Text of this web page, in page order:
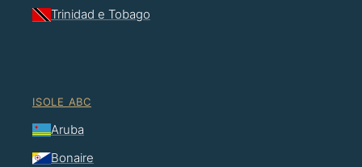
Trinidad e Tobago
ISOLE ABC
Aruba
Bonaire